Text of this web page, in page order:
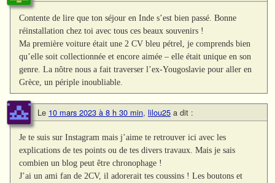
Contente de lire que ton séjour en Inde s’est bien passé. Bonne
réinstallation chez toi avec tous ces beaux souvenirs !
Ma première voiture était une 2 CV bleu pétrel, je comprends bien
qu’elle soit collectionnée et encore aimée – elle était unique en son
genre. La nôtre nous a fait traverser l’ex-Yougoslavie pour aller en
Grèce, un périple inoubliable.
Le 10 mars 2023 à 8 h 30 min, lilou25 a dit :
Je te suis sur Instagram mais j’aime te retrouver ici avec les
explications de tes points ou de tes divers travaux. Mais je sais
combien un blog peut être chronophage !
J’ai un ami fan de 2CV, il adorerait tes coussins ! Les boutons et